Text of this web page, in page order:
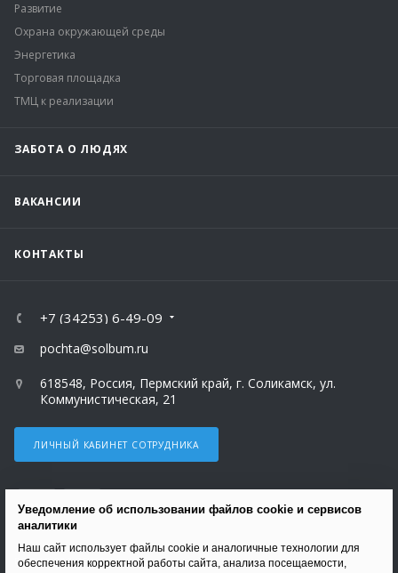
Развитие
Охрана окружающей среды
Энергетика
Торговая площадка
ТМЦ к реализации
ЗАБОТА О ЛЮДЯХ
ВАКАНСИИ
КОНТАКТЫ
+7 (34253) 6-49-09
pochta@solbum.ru
618548, Россия, Пермский край, г. Соликамск, ул.
Коммунистическая, 21
ЛИЧНЫЙ КАБИНЕТ СОТРУДНИКА
ВЕРСИЯ ДЛЯ ПЕЧАТИ
Уведомление об использовании файлов cookie и сервисов
аналитики
Наш сайт использует файлы cookie и аналогичные технологии для
обеспечения корректной работы сайта, анализа посещаемости,